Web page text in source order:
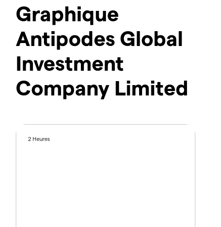
Graphique
Antipodes Global
Investment
Company Limited
2 Heures